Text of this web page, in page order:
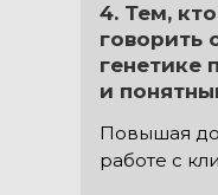
4. Тем,
говорить
генетике
и
Повышая
работе с